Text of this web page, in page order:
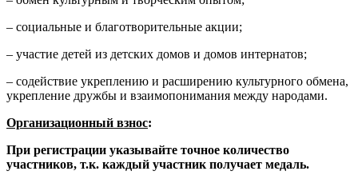
– социальные и благотворительные акции;
– участие детей из детских домов и домов интернатов;
– содействие укреплению и расширению культурного обмена,
укрепление дружбы и взаимопонимания между народами.
Организационный взнос:
При регистрации указывайте точное количество
участников, т.к. каждый участник получает медаль.